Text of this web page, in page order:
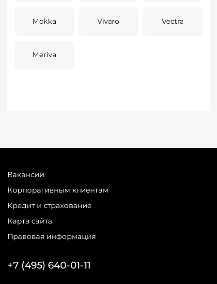
Mokka Vivaro Vectra
Meriva
Вакансии
Корпоративным клиентам
Кредит и страхование
Карта сайта
Правовая информация
+7 (495) 640-01-11